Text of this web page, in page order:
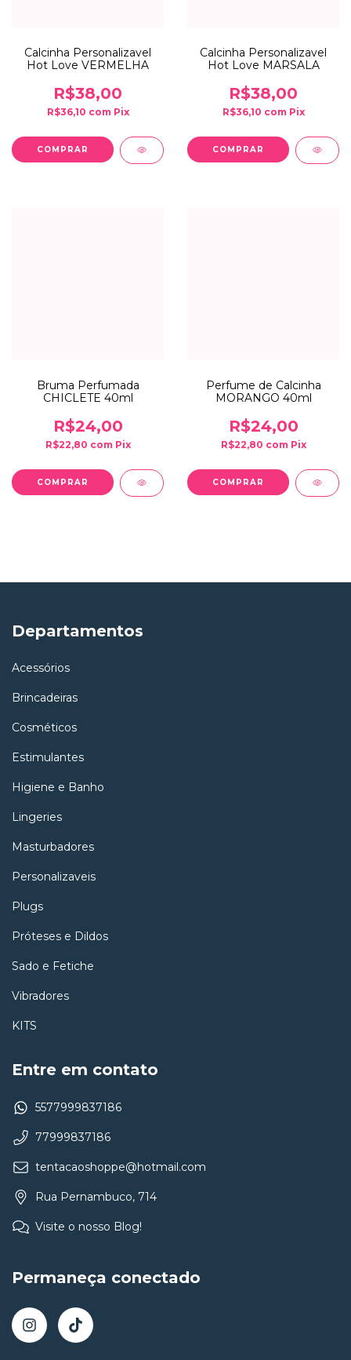
Calcinha Personalizavel
Hot Love VERMELHA
R$38,00
R$36,10 com Pix
Calcinha Personalizavel
Hot Love MARSALA
R$38,00
R$36,10 com Pix
Bruma Perfumada
CHICLETE 40ml
R$24,00
R$22,80 com Pix
Perfume de Calcinha
MORANGO 40ml
R$24,00
R$22,80 com Pix
Departamentos
Acessórios
Brincadeiras
Cosméticos
Estimulantes
Higiene e Banho
Lingeries
Masturbadores
Personalizaveis
Plugs
Próteses e Dildos
Sado e Fetiche
Vibradores
KITS
Entre em contato
5577999837186
77999837186
tentacaoshoppe@hotmail.com
Rua Pernambuco, 714
Visite o nosso Blog!
Permaneça conectado